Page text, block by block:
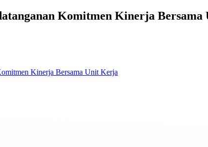
Komitmen Kinerja
Kinerja Bersama Unit Kerja